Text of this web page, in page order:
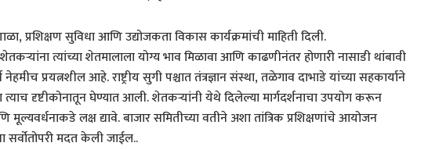
प्रशिक्षण सुविधा आणि उद्योजकता विकास कार्यक्रमांची माहिती दिली.
त्यांच्या शेतमालाला योग्य भाव मिळावा आणि काढणीनंतर होणारी नासाडी थांबावी
प्रयत्नशील आहे. राष्ट्रीय सुगी पश्चात तंत्रज्ञान संस्था, तळेगाव दाभाडे यांच्या सहकार्याने
दृष्टीकोनातून घेण्यात आली. शेतकऱ्यांनी येथे दिलेल्या मार्गदर्शनाचा उपयोग करून
लक्ष द्यावे. बाजार समितीच्या वतीने अशा तांत्रिक प्रशिक्षणांचे आयोजन
मदत केली जाईल..